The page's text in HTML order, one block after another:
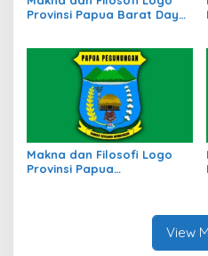
Provinsi Papua Barat Daya:
Makna dan Filosofi Logo
Provinsi Papua
View